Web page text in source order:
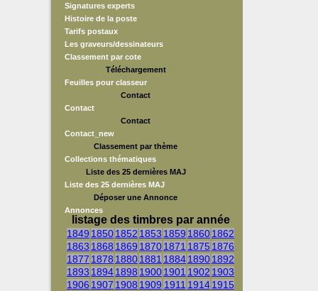
Signatures experts
Histoire de la poste
Tarifs postaux
Les graveurs/dessinateurs
Classement par cote
Téléchargement
Feuilles pour classeur
Contact
Contact
Contact
Contact_new
Classement par thème
Collections thématiques
Liste des 25 dernières MAJ
Liste des 25 dernières MAJ
Déposer une Annonce
Annonces
listage des timbres par année
1849 18501852 1853 1859 18601862
1863 1868 1869 18701871 1875 1876
1877 1878 18801881 188418901892
1893 18941898 19001901 1902 1903
1906 1907 1908 1909 1911 19141915